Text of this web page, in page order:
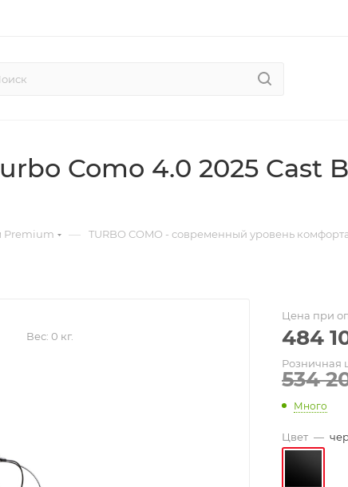
Como 4.0 2025 Cast
Premium — TURBO COMO - современный уровень
Вес: 0 кг.
Цена при
484
Розничная
534
Много
Цвет —